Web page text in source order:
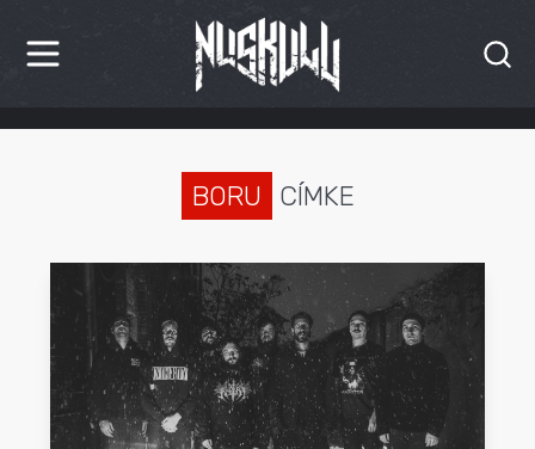
HÍREK
INTERJÚK
PREMIEREK
KULT
BORU CÍMKE